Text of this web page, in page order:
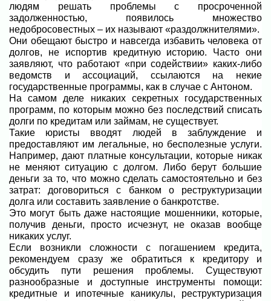
людям решать проблемы с просроченной
задолженностью, появилось множество
недобросовестных – их называют «раздолжнителями».
Они обещают быстро и навсегда избавить человека от
долгов, не испортив кредитную историю. Часто они
заявляют, что работают «при содействии» каких-либо
ведомств и ассоциаций, ссылаются на некие
государственные программы, как в случае с Антоном.
На самом деле никаких секретных государственных
программ, по которым можно без последствий списать
долги по кредитам или займам, не существует.
Такие юристы вводят людей в заблуждение и
предоставляют им легальные, но бесполезные услуги.
Например, дают платные консультации, которые никак
не меняют ситуацию с долгом. Либо берут большие
деньги за то, что можно сделать самостоятельно и без
затрат: договориться с банком о реструктуризации
долга или составить заявление о банкротстве.
Это могут быть даже настоящие мошенники, которые,
получив деньги, просто исчезнут, не оказав вообще
никаких услуг.
Если возникли сложности с погашением кредита,
рекомендуем сразу же обратиться к кредитору и
обсудить пути решения проблемы. Существуют
разнообразные и доступные инструменты помощи:
кредитные и ипотечные каникулы, реструктуризация